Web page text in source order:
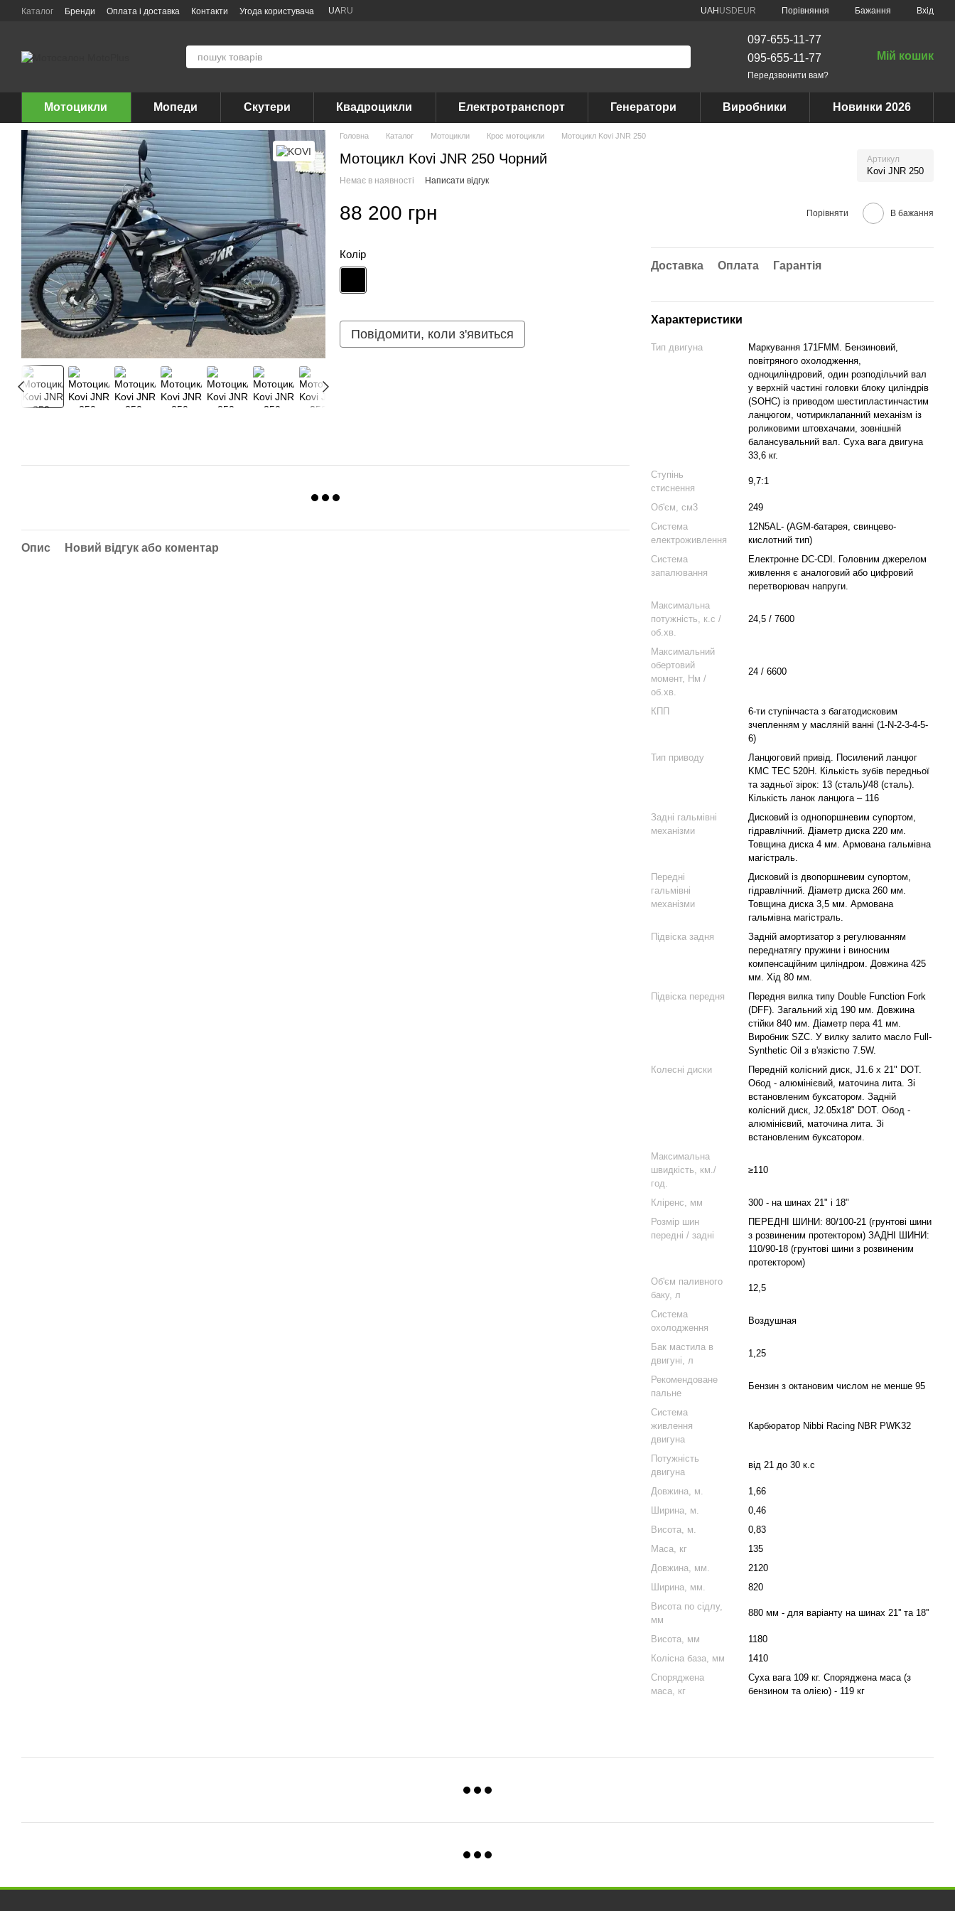
Перейти до основного контенту
Каталог Бренди Оплата і доставка Контакти Угода користувача UARU UAH USD EUR Порівняння Бажання Вхід
097-655-11-77
095-655-11-77
Передзвонити вам?
Мій кошик
Мотоцикли Мопеди Скутери Квадроцикли Електротранспорт Генератори Виробники Новинки 2026
Головна Каталог Мотоцикли Крос мотоцикли Мотоцикл Kovi JNR 250
Мотоцикл Kovi JNR 250 Чорний Артикул
Kovi JNR 250
Немає в наявності Написати відгук
88 200 грн Порівняти В бажання
Колір
Повідомити, коли з'явиться
Доставка Оплата Гарантія
Характеристики
Тип двигуна
Маркування 171FMM. Бензиновий,
повітряного охолодження,
одноциліндровий, один розподільчий вал
у верхній частині головки блоку циліндрів
(SOHC) із приводом шестипластинчастим
ланцюгом, чотириклапанний механізм із
роликовими штовхачами, зовнішній
балансувальний вал. Суха вага двигуна
33,6 кг.
Ступінь
стиснення
9,7:1
Об'єм, см3
249
Система
електроживлення
12N5AL- (AGM-батарея, свинцево-
кислотний тип)
Система
запалювання
Електронне DC-СDI. Головним джерелом
живлення є аналоговий або цифровий
перетворювач напруги.
Максимальна
потужність, к.с /
об.хв.
24,5 / 7600
Максимальний
обертовий
момент, Нм /
об.хв.
24 / 6600
КПП
6-ти ступінчаста з багатодисковим
зчепленням у масляній ванні (1-N-2-3-4-5-
6)
Тип приводу
Ланцюговий привід. Посилений ланцюг
KMC TEC 520H. Кількість зубів передньої
та задньої зірок: 13 (сталь)/48 (сталь).
Кількість ланок ланцюга – 116
Задні гальмівні
механізми
Дисковий із однопоршневим супортом,
гідравлічний. Діаметр диска 220 мм.
Товщина диска 4 мм. Армована гальмівна
магістраль.
Передні
гальмівні
механізми
Дисковий із двопоршневим супортом,
гідравлічний. Діаметр диска 260 мм.
Товщина диска 3,5 мм. Армована
гальмівна магістраль.
Підвіска задня
Задній амортизатор з регулюванням
переднатягу пружини і виносним
компенсаційним циліндром. Довжина 425
мм. Хід 80 мм.
Підвіска передня
Передня вилка типу Double Function Fork
(DFF). Загальний хід 190 мм. Довжина
стійки 840 мм. Діаметр пера 41 мм.
Виробник SZC. У вилку залито масло Full-
Synthetic Oil з в'язкістю 7.5W.
Колесні диски
Передній колісний диск, J1.6 х 21" DOT.
Обод - алюмінієвий, маточина лита. Зі
встановленим буксатором. Задній
колісний диск, J2.05х18" DOT. Обод -
алюмінієвий, маточина лита. Зі
встановленим буксатором.
Максимальна
швидкість, км./
год.
≥110
Кліренс, мм
300 - на шинах 21" і 18"
Розмір шин
передні / задні
ПЕРЕДНІ ШИНИ: 80/100-21 (грунтові шини
з розвиненим протектором) ЗАДНІ ШИНИ:
110/90-18 (грунтові шини з розвиненим
протектором)
Об'єм паливного
баку, л
12,5
Система
охолодження
Воздушная
Бак мастила в
двигуні, л
1,25
Рекомендоване
пальне
Бензин з октановим числом не менше 95
Система
живлення
двигуна
Карбюратор Nibbi Racing NBR PWK32
Потужність
двигуна
від 21 до 30 к.с
Довжина, м.
1,66
Ширина, м.
0,46
Висота, м.
0,83
Маса, кг
135
Довжина, мм.
2120
Ширина, мм.
820
Висота по сідлу,
мм
880 мм - для варіанту на шинах 21'' та 18''
Висота, мм
1180
Колісна база, мм
1410
Споряджена
маса, кг
Суха вага 109 кг. Споряджена маса (з
бензином та олією) - 119 кг
Опис Новий відгук або коментар